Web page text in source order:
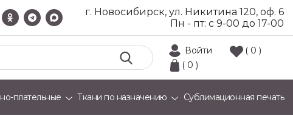
г. Новосибирск, ул. Никитина 120, оф. 6
Пн - пт: с 9-00 до 17-00
Войти
( 0 )
( 0 )
плательные Ткани по назначению Сублимационная печать